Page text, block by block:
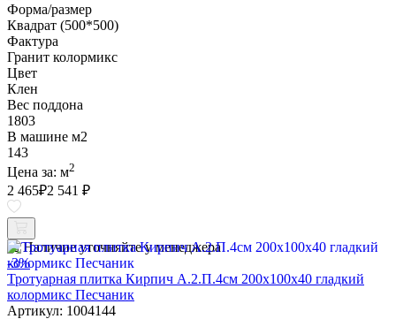
Форма/размер
Квадрат (500*500)
Фактура
Гранит колормикс
Цвет
Клен
Вес поддона
1803
В машине м2
143
Цена за: м2
2 465₽2 541 ₽
Наличие уточняйте у менеджера
-3%
Тротуарная плитка Кирпич А.2.П.4см 200х100х40 гладкий
колормикс Песчаник
Артикул: 1004144